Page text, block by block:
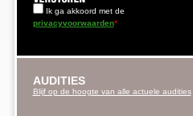
Ik ga akkoord met de
privacyvoorwaarden*
AUDITIES
Blijf op de hoogte van alle actuele audities